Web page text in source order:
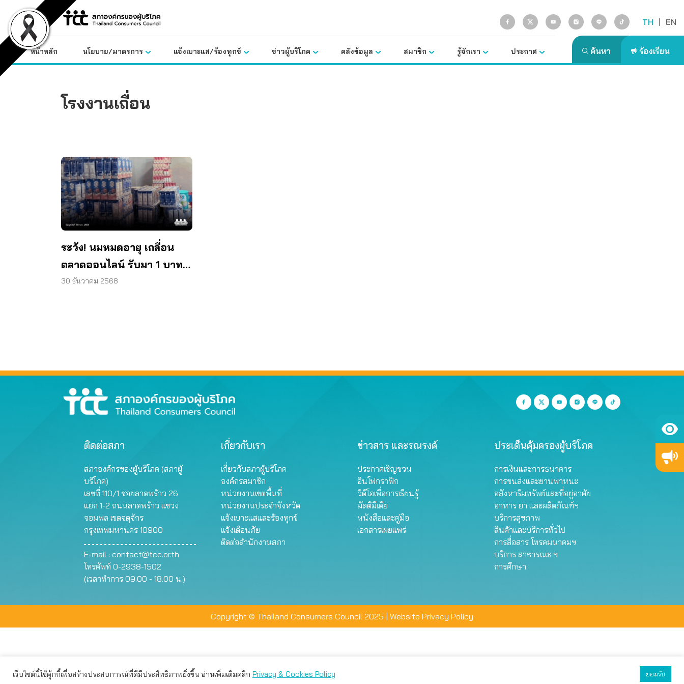
content
TH | EN
หน้าหลัก นโยบาย/มาตรการ แจ้งเบาะแส/ร้องทุกข์ ข่าวผู้บริโภค คลังข้อมูล สมาชิก รู้จักเรา ประกาศ
โรงงานเถื่อน
ระวัง! นมหมดอายุ เกลื่อน
ตลาดออนไลน์ รับมา 1 บาท
ขาย 10 บาท
30 ธันวาคม 2568
ติดต่อสภา
สภาองค์กรของผู้บริโภค (สภาผู้
บริโภค)
เลขที่ 110/1 ซอยลาดพร้าว 26
แยก 1-2 ถนนลาดพร้าว แขวง
จอมพล เขตจตุจักร
กรุงเทพมหานคร 10900
E-mail : contact@tcc.or.th
โทรศัพท์ 0-2938-1502
(เวลาทำการ 09.00 - 18.00 น.)
เกี่ยวกับเรา
เกี่ยวกับสภาผู้บริโภค
องค์กรสมาชิก
หน่วยงานเขตพื้นที่
หน่วยงานประจำจังหวัด
แจ้งเบาะแสและร้องทุกข์
แจ้งเตือนภัย
ติดต่อสำนักงานสภา
ข่าวสาร และรณรงค์
ประกาศเชิญชวน
อินโฟกราฟิก
วิดีโอเพื่อการเรียนรู้
มัลติมีเดีย
หนังสือและคู่มือ
เอกสารเผยแพร่
ประเด็นคุ้มครองผู้บริโภค
การเงินและการธนาคาร
การขนส่งและยานพาหนะ
อสังหาริมทรัพย์และที่อยู่อาศัย
อาหาร ยา และผลิตภัณฑ์ฯ
บริการสุขภาพ
สินค้าและบริการทั่วไป
การสื่อสาร โทรคมนาคมฯ
บริการ สาธารณะ ฯ
การศึกษา
Copyright © Thailand Consumers Council 2025 | Website Privacy Policy
เว็บไซต์นี้ใช้คุ้กกี้เพื่อสร้างประสบการณ์ที่ดีมีประสิทธิภาพยิ่งขึ้น อ่านเพิ่มเติมคลิก Privacy & Cookies Policy ยอมรับ
เว็บไซต์นี้ใช้คุกกี้เพื่อมอบประสบการณ์การใช้งานที่ดีให้แก่ท่าน คุณสามารถเลือกตั้งค่าความเป็นส่วนตัวได้